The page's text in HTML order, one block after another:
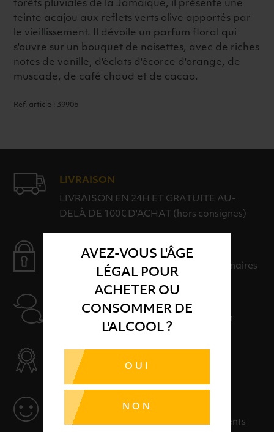
AVEZ-VOUS L'ÂGE
LÉGAL POUR
ACHETER OU
CONSOMMER DE
L'ALCOOL ?
OUI
NON
forêts pluviales de la Jamaïque, il présente une
teinte acajou aux reflets verts olive apportés par
le vieillissement. Il dévoile un parfum floral qui
s'ouvre sur un bouquet de noisettes, avec de riches
notes de vanille, d'éclats d'écorce d'orange, de
muscade, de café chaud et de cacao.
Ref. article : 39906
LIVRAISON
LIVRAISON EN 24H ET GRATUITE AU-
DELÀ DE 100€ D'ACHAT (hors consignes)
PAIEMENT SÉCURISÉ
Payer en toute sérénité avec nos partenaires
Nos conseillers sont à votre disposition
SÉLECTION & QUALITÉ
Des produits sélectionnés avec soins
SERVICE
Des solutions adaptées à vos événements